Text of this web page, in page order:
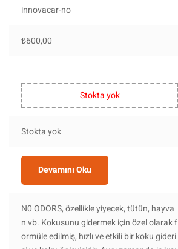
innovacar-no
₺600,00
Stokta yok
Stokta yok
Devamını Oku
N0 ODORS, özellikle yiyecek, tütün, hayva
n vb. Kokusunu gidermek için özel olarak f
ormüle edilmiş, hızlı ve etkili bir koku gideri